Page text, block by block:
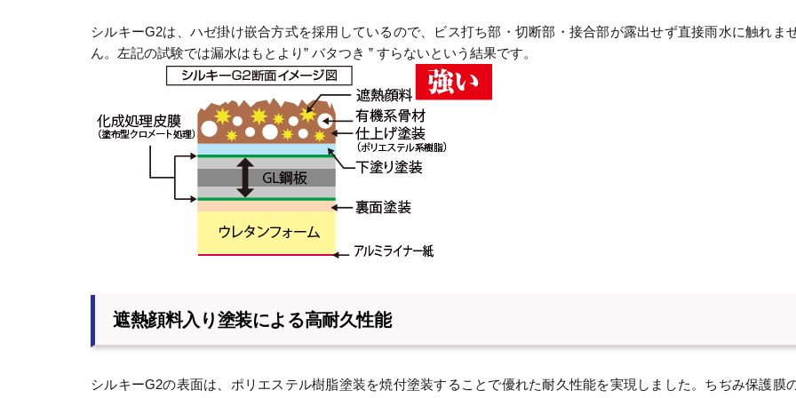
シルキーG2は、ハゼ掛け嵌合方式を採用しているので、ビス打ち部・切断部・接合部が露出せず直接雨水に触れま
ん。左記の試験では漏水はもとより” バタつき ” すらないという結果です。
遮熱顔料入り塗装による高耐久性能
シルキーG2の表面は、ポリエステル樹脂塗装を焼付塗装することで優れた耐久性能を実現しました。ちぢみ保護膜